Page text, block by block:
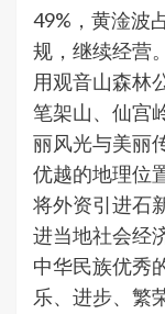
49%，黄淦波
规，继续经营
用观音山森林
笔架山、仙宫
丽风光与美丽
优越的地理位
将外资引进石
进当地社会经
中华民族优秀
乐、进步、繁